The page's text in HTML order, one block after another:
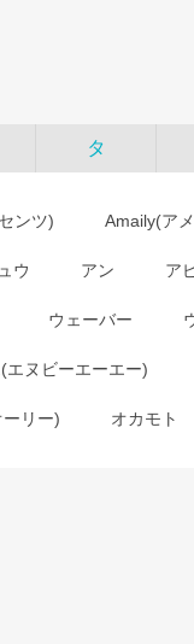
タ
ンツ) Amaily(ア
ウ アン ア
ウェーバー
エヌビーエーエー)
リー) オカモト